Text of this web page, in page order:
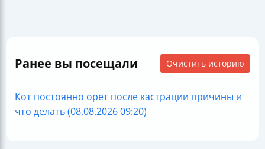
Ранее вы посещали Очистить историю
Кот постоянно орет после кастрации причины и
что делать (08.08.2026 09:20)